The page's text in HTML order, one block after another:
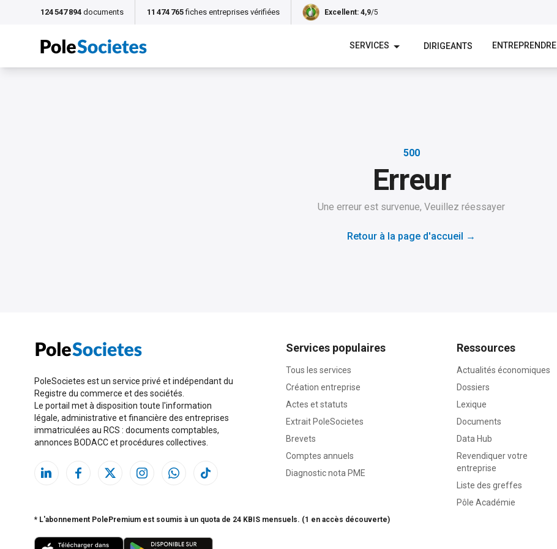
124 547 894 documents 11 474 765 fiches entreprises vérifiées Excellent: 4,9/5
SERVICES DIRIGEANTS ENTREPRENDRE
500
Erreur
Une erreur est survenue, Veuillez réessayer
Retour à la page d'accueil →
PoleSocietes est un service privé et indépendant du
Registre du commerce et des sociétés.
Le portail met à disposition toute l'information
légale, administrative et financière des entreprises
immatriculées au RCS : documents comptables,
annonces BODACC et procédures collectives.
Services populaires
Tous les services
Création entreprise
Actes et statuts
Extrait PoleSocietes
Brevets
Comptes annuels
Diagnostic nota PME
Ressources
Actualités économiques
Dossiers
Lexique
Documents
Data Hub
Revendiquer votre
entreprise
Liste des greffes
Pôle Académie
* L'abonnement PolePremium est soumis à un quota de 24 KBIS mensuels. (1 en accès découverte)